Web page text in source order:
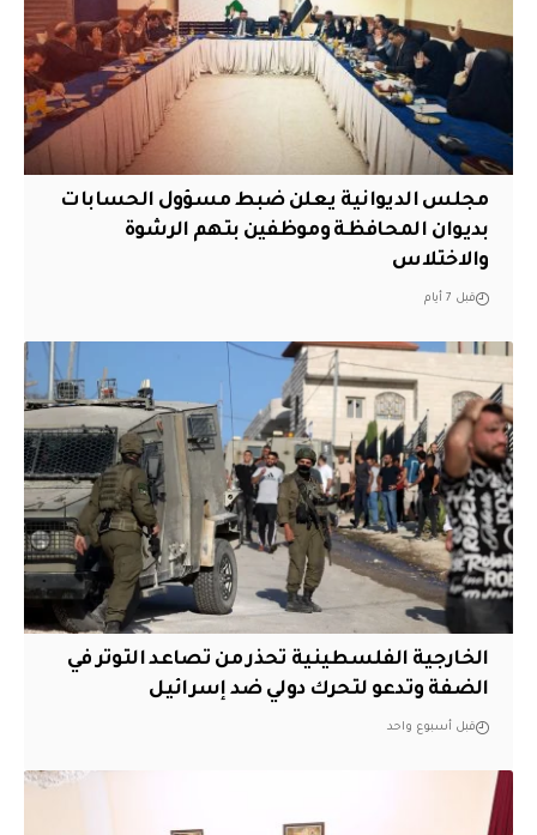
مجلس الديوانية يعلن ضبط مسؤول الحسابات
بديوان المحافظة وموظفين بتهم الرشوة
والاختلاس
قبل 7 أيام
الخارجية الفلسطينية تحذر من تصاعد التوتر في
الضفة وتدعو لتحرك دولي ضد إسرائيل
قبل أسبوع واحد